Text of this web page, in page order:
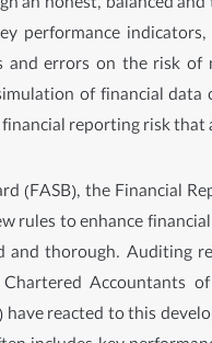
performance
errors on the risk
of financial
reporting risk
(FASB), the Financial
rules to enhance
thorough. Auditing
Accountants
reacted to this